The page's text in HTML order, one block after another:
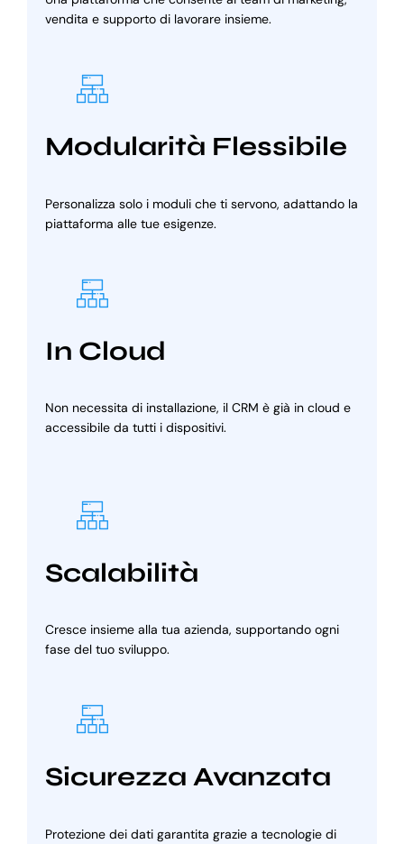
vendita e supporto di lavorare insieme.
Modularità Flessibile
Personalizza solo i moduli che ti servono, adattando la
piattaforma alle tue esigenze.
In Cloud
Non necessita di installazione, il CRM è già in cloud e
accessibile da tutti i dispositivi.
Scalabilità
Cresce insieme alla tua azienda, supportando ogni
fase del tuo sviluppo.
Sicurezza Avanzata
Protezione dei dati garantita grazie a tecnologie di